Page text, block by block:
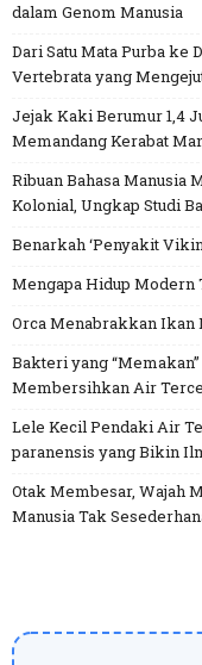
dalam Genom Manusia
Dari Satu Mata Purba ke
Vertebrata yang
Jejak Kaki Berumur 1,4
Memandang Kerabat
Ribuan Bahasa Manusia
Kolonial, Ungkap Studi
Benarkah ‘Penyakit
Mengapa Hidup Modern
Orca Menabrakkan Ikan
Bakteri yang
Membersihkan Air
Lele Kecil Pendaki Air
paranensis yang Bikin
Otak Membesar, Wajah
Manusia Tak